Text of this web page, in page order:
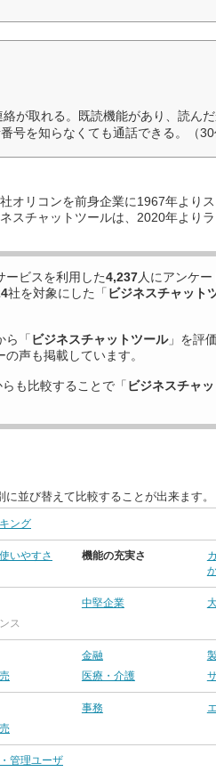
が取れる。既読機能があり、読ん
号を知らなくても通話できる。（30
オリコンを前身企業に1967年より
スチャットツールは、2020年より
ービスを利用した4,237人にアンケー
社を対象にした「 ビジネスチャット
ら「 ビジネスチャットツール」を評
声も掲載しています。
も比較することで「 ビジネスチャ
並び替えて比較することが出来ます。
ング
いやすさ 機能の充実さ
中堅企業
ス
金融
医療・介護
事務
管理ユーザ